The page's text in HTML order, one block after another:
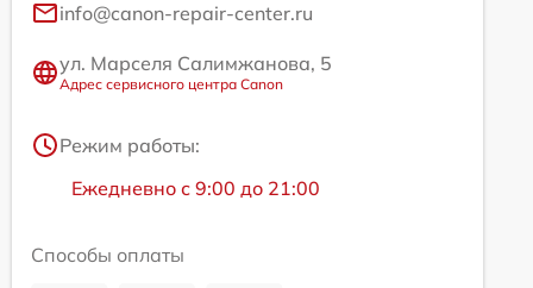
info@canon-repair-center.ru
ул. Марселя Салимжанова, 5
Адрес сервисного центра Canon
Режим работы:
Ежедневно с 9:00 до 21:00
Способы оплаты